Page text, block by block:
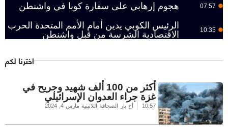
07:57 هجوم إرهابي على سفارة كوبا في واشنطن
10:35
الرئيس الكوبي يدين أمام الأمم المتحدة الحرب
الاقتصادية الشرسة من قبل واشنطن
اخترنا لكم
أكثر من 100 ألف شهيد وجريح في
غزة جراء العدوان الإسرائيلي
10:57 أخ بار الصحافة اللاتينية مارس 4, 2024